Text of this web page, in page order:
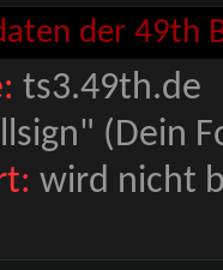
der 49th
ts3.49th.de
(Dein
wird nicht